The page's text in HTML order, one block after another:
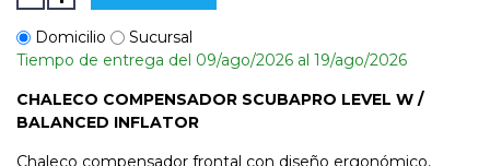
Domicilio
Sucursal
Tiempo de entrega del 09/ago/2026 al 19/ago/2026
CHALECO COMPENSADOR SCUBAPRO LEVEL W /
BALANCED INFLATOR
Chaleco compensador frontal con diseño ergonómico,